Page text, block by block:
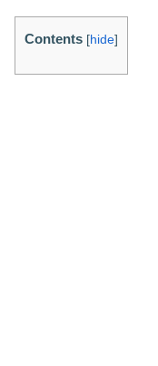
Contents [hide]